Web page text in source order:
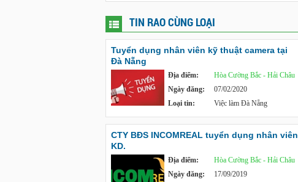
TIN RAO CÙNG LOẠI
Tuyển dụng nhân viên kỹ thuật camera tại
Đà Nẵng
Địa điểm:
Hòa Cường Bắc - Hải Châu
Ngày đăng:
07/02/2020
Loại tin:
Việc làm Đà Nẵng
CTY BĐS INCOMREAL tuyển dụng nhân viên
KD.
Địa điểm:
Hòa Cường Bắc - Hải Châu
Ngày đăng:
17/09/2019